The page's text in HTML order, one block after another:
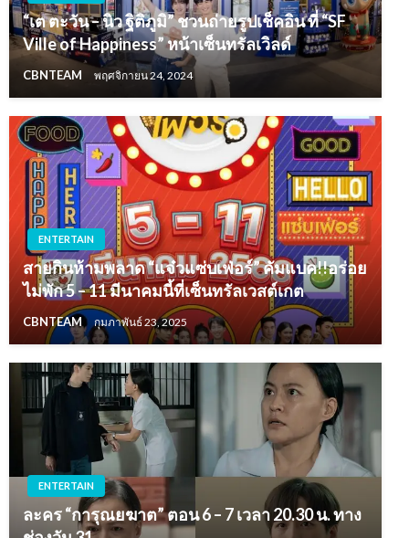
“เต ตะวัน – นิว ฐิติภูมิ” ชวนถ่ายรูปเช็คอิน ที่ “SF
Ville of Happiness” หน้าเซ็นทรัลเวิลด์
CBNTEAM พฤศจิกายน 24, 2024
ENTERTAIN
สายกินห้ามพลาด “แจ๋วแซ่บเฟ่อร์” คัมแบค!!อร่อย
ไม่พัก 5 – 11 มีนาคมนี้ที่เซ็นทรัลเวสต์เกต
CBNTEAM กุมภาพันธ์ 23, 2025
ENTERTAIN
ละคร “การุณยฆาต” ตอน 6 – 7 เวลา 20.30 น. ทาง